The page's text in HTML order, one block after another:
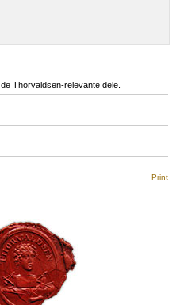
Thorvaldsen-relevante dele.
Print